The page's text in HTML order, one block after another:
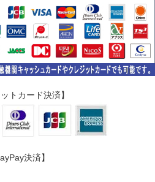
ットカード決済】
決済】